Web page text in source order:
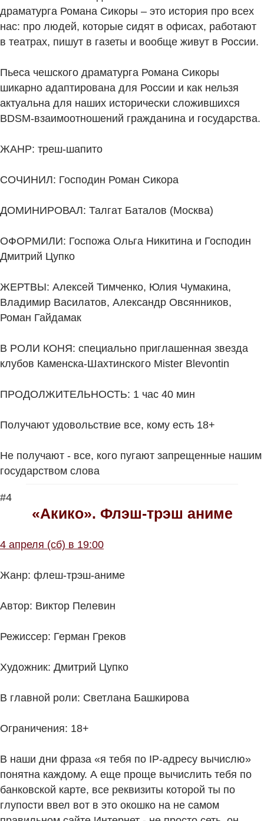
драматурга Романа Сикоры – это история про всех
нас: про людей, которые сидят в офисах, работают
в театрах, пишут в газеты и вообще живут в России.
Пьеса чешского драматурга Романа Сикоры
шикарно адаптирована для России и как нельзя
актуальна для наших исторически сложившихся
BDSM-взаимоотношений гражданина и государства.
ЖАНР: треш-шапито
СОЧИНИЛ: Господин Роман Сикора
ДОМИНИРОВАЛ: Талгат Баталов (Москва)
ОФОРМИЛИ: Госпожа Ольга Никитина и Господин
Дмитрий Цупко
ЖЕРТВЫ: Алексей Тимченко, Юлия Чумакина,
Владимир Василатов, Александр Овсянников,
Роман Гайдамак
В РОЛИ КОНЯ: специально приглашенная звезда
клубов Каменска-Шахтинского Mister Blevontin
ПРОДОЛЖИТЕЛЬНОСТЬ: 1 час 40 мин
Получают удовольствие все, кому есть 18+
Не получают - все, кого пугают запрещенные нашим
государством слова
#4
«Акико». Флэш-трэш аниме
4 апреля (сб) в 19:00
Жанр: флеш-трэш-аниме
Автор: Виктор Пелевин
Режиссер: Герман Греков
Художник: Дмитрий Цупко
В главной роли: Светлана Башкирова
Ограничения: 18+
В наши дни фраза «я тебя по IP-адресу вычислю»
понятна каждому. А еще проще вычислить тебя по
банковской карте, все реквизиты которой ты по
глупости ввел вот в это окошко на не самом